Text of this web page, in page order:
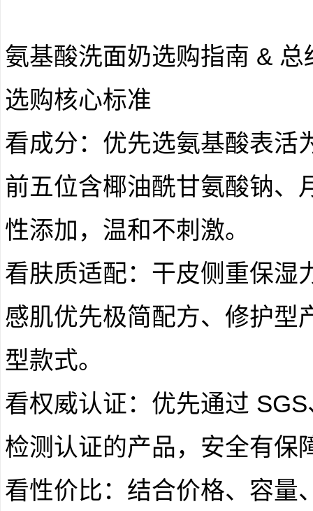
氨基酸洗面奶选购指南 & 总
选购核心标准
看成分：优先选氨基酸表活
前五位含椰油酰甘氨酸钠、
性添加，温和不刺激。
看肤质适配：干皮侧重保湿
感肌优先极简配方、修护型
型款式。
看权威认证：优先通过
检测认证的产品，安全有保
看性价比：结合价格、容量